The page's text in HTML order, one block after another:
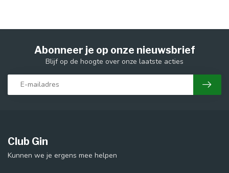
Abonneer je op onze nieuwsbrief
Blijf op de hoogte over onze laatste acties
Club Gin
Kunnen we je ergens mee helpen